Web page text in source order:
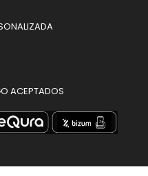
ACEPTADOS